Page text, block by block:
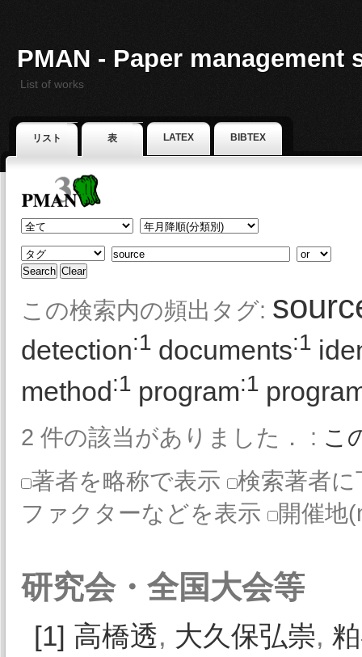
PMAN - Paper management
List of works
リスト 表 LATEX BIBTEX
この検索内の頻出タグ:
detection:1 documents:1
method :1 program:1
2 件の該当がありました． : こ
著者を略称で表示
検索著者に
ファクターなどを表示
開催地
研究会・全国大会等
[1] 高橋透, 大久保弘崇,